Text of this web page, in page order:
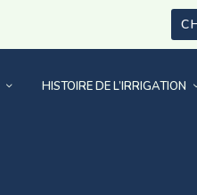
HISTOIRE DE L’IRRIGATION